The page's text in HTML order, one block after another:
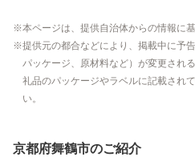
本ページは、提供自治体からの情報に
提供元の都合などにより、掲載中に予
パッケージ、原材料など）が変更され
礼品のパッケージやラベルに記載され
い。
京都府舞鶴市のご紹介